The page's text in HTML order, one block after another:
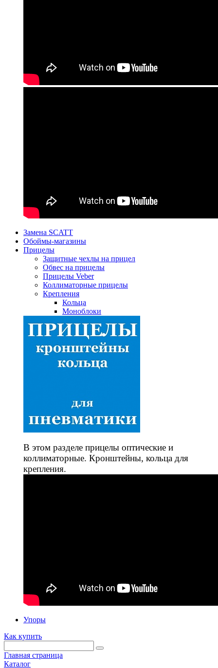
Замена SCATT
Обоймы-магазины
Прицелы
Защитные чехлы на прицел
Обвес на прицелы
Прицелы Veber
Коллиматорные прицелы
Крепления
Кольца
Моноблоки
В этом разделе прицелы оптические и
коллиматорные. Кронштейны, кольца для
крепления.
Упоры
Как купить
Главная страница
Каталог